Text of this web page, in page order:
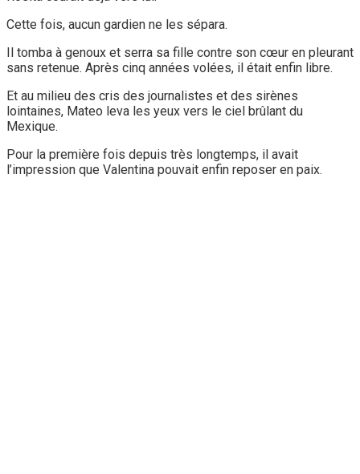
Cette fois, aucun gardien ne les sépara.
Il tomba à genoux et serra sa fille contre son cœur en pleurant
sans retenue. Après cinq années volées, il était enfin libre.
Et au milieu des cris des journalistes et des sirènes
lointaines, Mateo leva les yeux vers le ciel brûlant du
Mexique.
Pour la première fois depuis très longtemps, il avait
l’impression que Valentina pouvait enfin reposer en paix.